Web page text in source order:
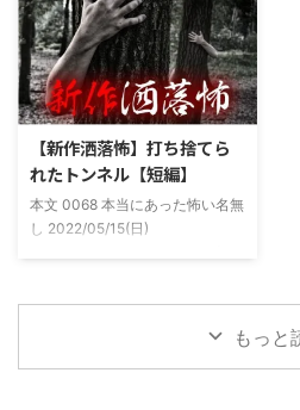
拶したりなどなんかわざとらしい
感じがあって当然ながら信じてな
かった。でもいいやつではあった
し頻繁に遊びに行ったりもして
た。 そしてゴールデンウィーク
れた。要約するとこの前霊が見え
た時に必死に念じたら除霊できた
っていう話だった。その時数人で
い ...
【新作洒落怖】打ち捨てら
れたトンネル【短編】
本文 0068 本当にあった怖い名無
し 2022/05/15(日)
る。陸の孤島と呼ばれたその地区
と隣の市を繋ぐ林道として計画さ
もっと